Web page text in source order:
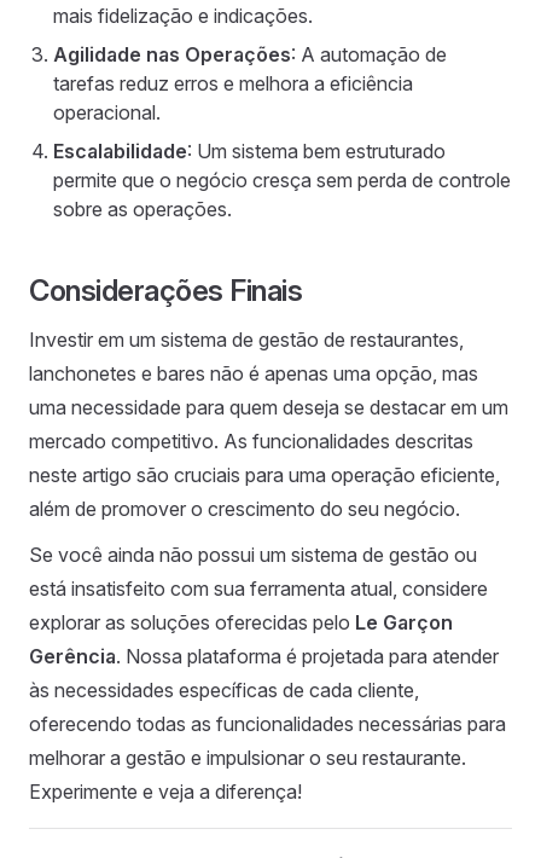
mais fidelização e indicações.
Agilidade nas Operações: A automação de
tarefas reduz erros e melhora a eficiência
operacional.
Escalabilidade: Um sistema bem estruturado
permite que o negócio cresça sem perda de controle
sobre as operações.
Considerações Finais
Investir em um sistema de gestão de restaurantes,
lanchonetes e bares não é apenas uma opção, mas
uma necessidade para quem deseja se destacar em um
mercado competitivo. As funcionalidades descritas
neste artigo são cruciais para uma operação eficiente,
além de promover o crescimento do seu negócio.
Se você ainda não possui um sistema de gestão ou
está insatisfeito com sua ferramenta atual, considere
explorar as soluções oferecidas pelo Le Garçon
Gerência. Nossa plataforma é projetada para atender
às necessidades específicas de cada cliente,
oferecendo todas as funcionalidades necessárias para
melhorar a gestão e impulsionar o seu restaurante.
Experimente e veja a diferença!